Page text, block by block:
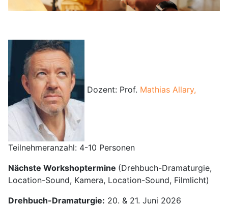
Dozent: Prof. Mathias Allary,
Teilnehmeranzahl: 4-10 Personen
Nächste Workshoptermine (Drehbuch-Dramaturgie,
Location-Sound, Kamera, Location-Sound, Filmlicht)
Drehbuch-Dramaturgie: 20. & 21. Juni 2026